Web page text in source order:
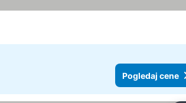
Pogledaj cene